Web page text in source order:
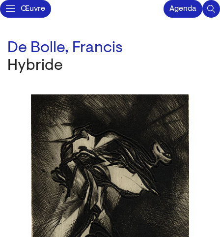
Œuvre Agenda
De Bolle, Francis
Hybride